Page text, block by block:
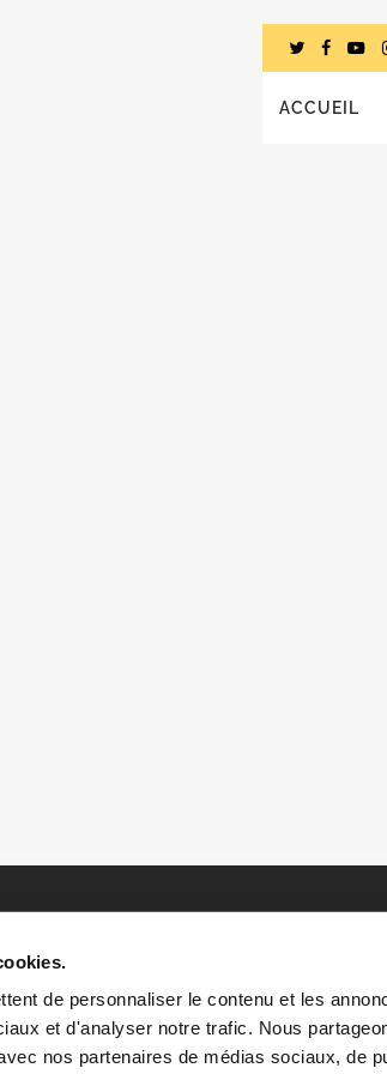
de personnaliser le contenu et les
et d'analyser notre trafic. Nous
nos partenaires de médias sociaux, de
ACCUEIL
HOME HISTOIRES